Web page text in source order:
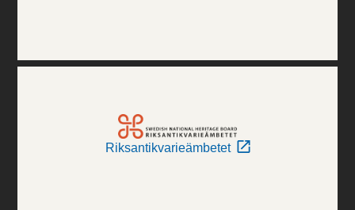
Riksantikvarieämbetet